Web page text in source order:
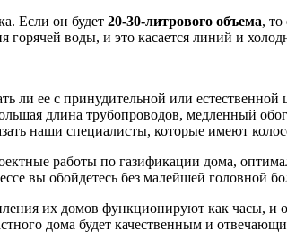
Если он будет 20-30-литрового объема, то
воды, и это касается линий и
ее с принудительной или естественной
длина трубопроводов, медленный
наши специалисты, которые имеют
работы по газификации дома,
вы обойдетесь без малейшей головной
их домов функционируют как часы, и
дома будет качественным и